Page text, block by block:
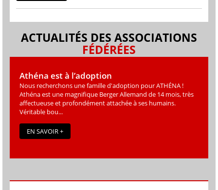
ACTUALITÉS DES ASSOCIATIONS
FÉDÉRÉES
Athéna est à l’adoption
Nous recherchons une famille d'adoption pour ATHÉNA !
Athéna est une magniﬁque Berger Allemand de 14 mois, très
affectueuse et profondément attachée à ses humains.
Véritable bou...
EN SAVOIR +